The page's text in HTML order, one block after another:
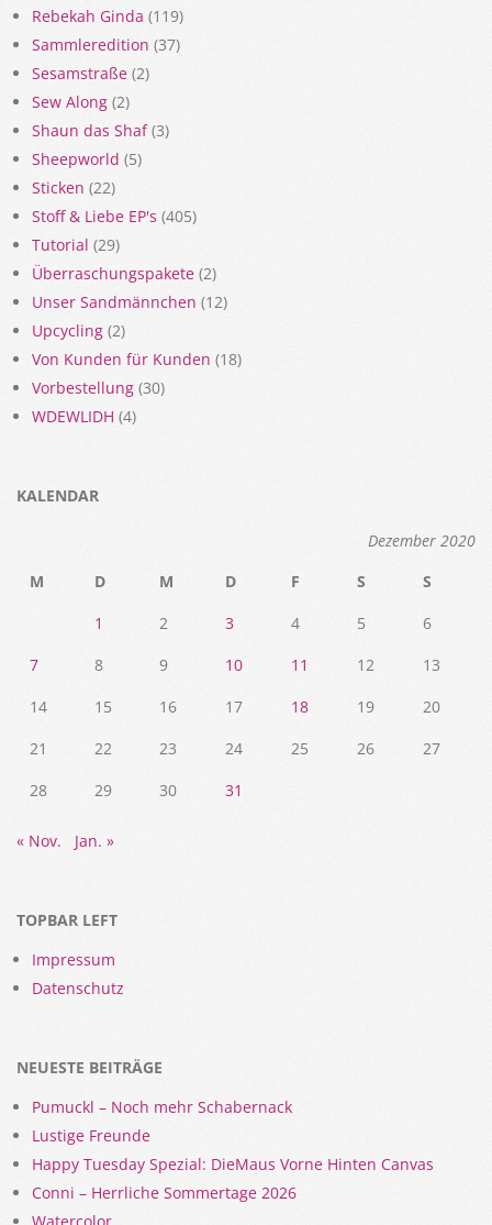
Rebekah Ginda (119)
Sammleredition (37)
Sesamstraße (2)
Sew Along (2)
Shaun das Shaf(3)
Sheepworld (5)
Sticken (22)
Stoff & Liebe EP's (405)
Tutorial (29)
Überraschungspakete (2)
Unser Sandmännchen (12)
Upcycling (2)
Von Kunden für Kunden (18)
Vorbestellung (30)
WDEWLIDH (4)
KALENDAR
Dezember 2020
M
D M D F S
S
1
2 3 4 5
6
7
8 9 10 11 12
13
14
15 16 17 18 19
20
21
22 23 24 25 26
27
28
29 30 31
« Nov. Jan. »
TOPBAR LEFT
Impressum
Datenschutz
NEUESTE BEITRÄGE
Pumuckl – Noch mehr Schabernack
Lustige Freunde
Happy Tuesday Spezial: DieMaus Vorne Hinten Canvas
Conni – Herrliche Sommertage 2026